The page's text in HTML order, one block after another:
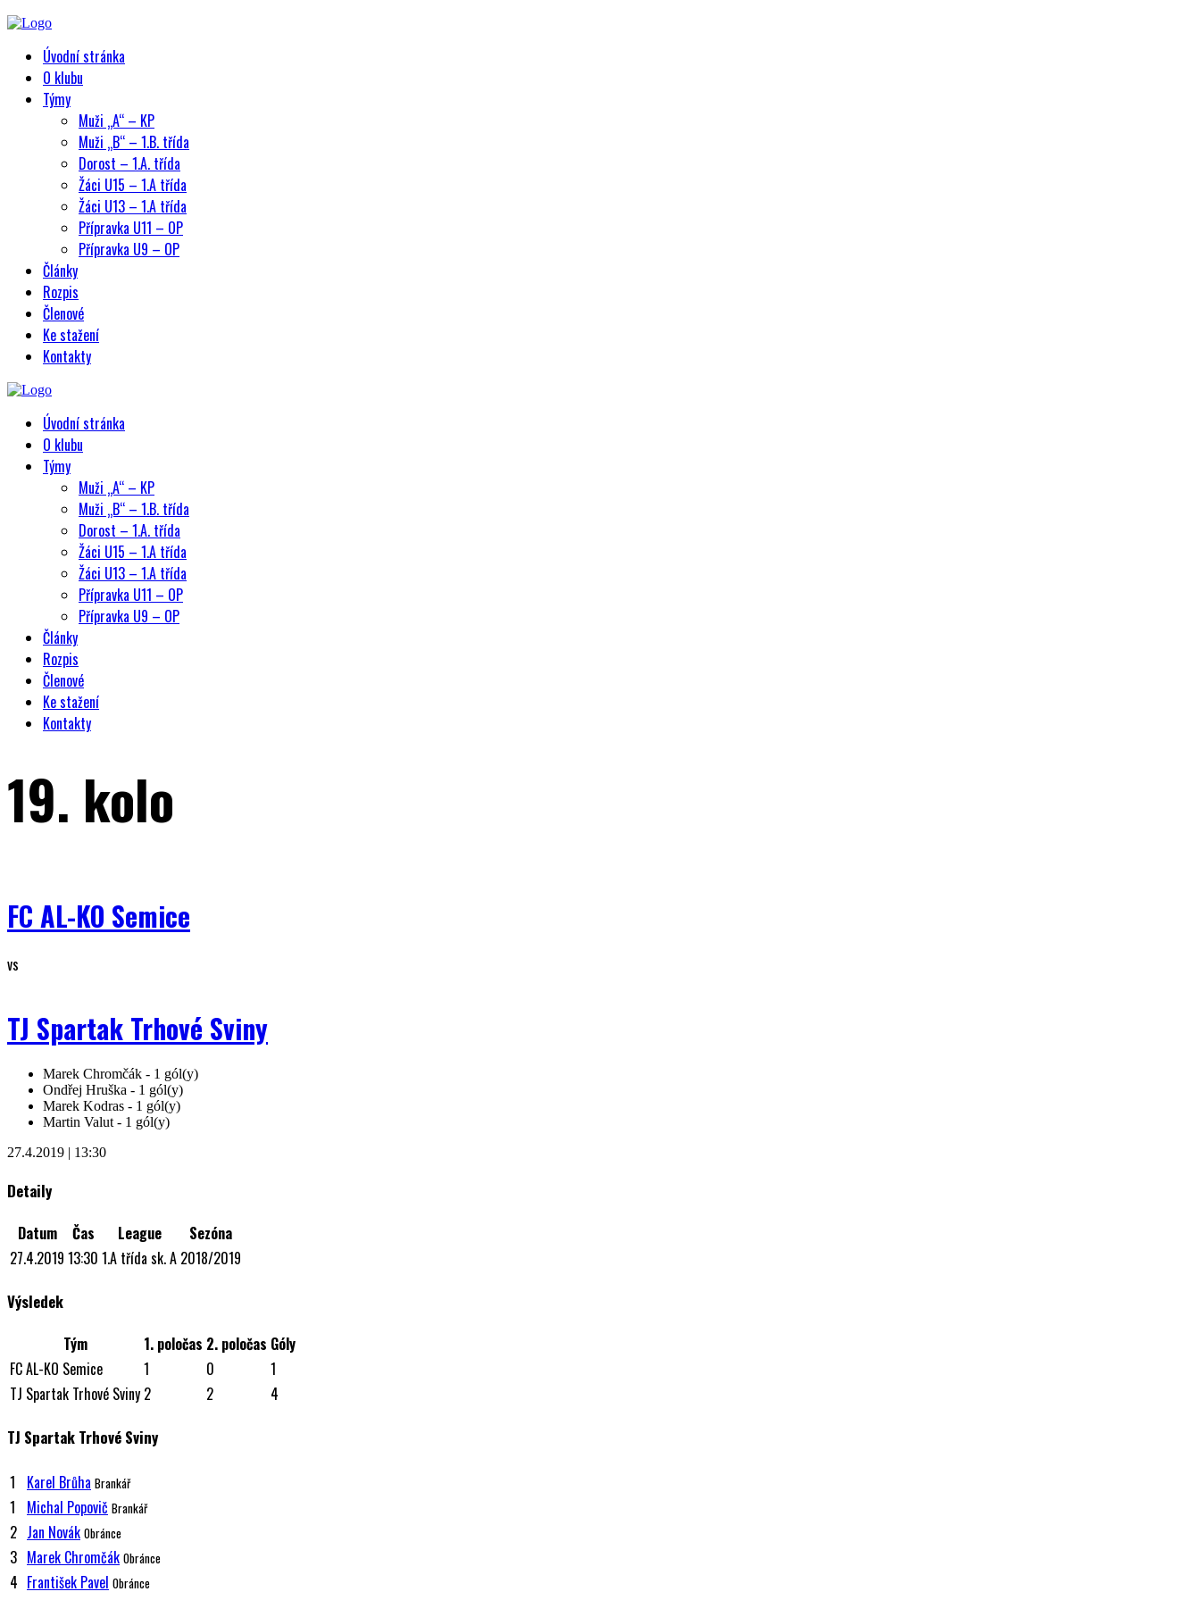
Úvodní stránka
O klubu
Týmy
Muži „A“ – KP
Muži „B“ – 1.B. třída
Dorost – 1.A. třída
Žáci U15 – 1.A třída
Žáci U13 – 1.A třída
Přípravka U11 – OP
Přípravka U9 – OP
Články
Rozpis
Členové
Ke stažení
Kontakty
Úvodní stránka
O klubu
Týmy
Muži „A“ – KP
Muži „B“ – 1.B. třída
Dorost – 1.A. třída
Žáci U15 – 1.A třída
Žáci U13 – 1.A třída
Přípravka U11 – OP
Přípravka U9 – OP
Články
Rozpis
Členové
Ke stažení
Kontakty
19. kolo
FC AL-KO Semice
vs
TJ Spartak Trhové Sviny
Marek Chromčák - 1 gól(y)
Ondřej Hruška - 1 gól(y)
Marek Kodras - 1 gól(y)
Martin Valut - 1 gól(y)
27.4.2019 | 13:30
Detaily
Datum Čas League
Sezóna
27.4.2019 13:30 1.A třída sk. A 2018/2019
Výsledek
Tým 1. poločas 2. poločas Góly
FC AL-KO Semice
1 0
1
TJ Spartak Trhové Sviny 2 2 4
TJ Spartak Trhové Sviny
1 Karel Brůha Brankář
1 Michal Popovič Brankář
2 Jan Novák Obránce
3 Marek Chromčák Obránce
4 František Pavel Obránce